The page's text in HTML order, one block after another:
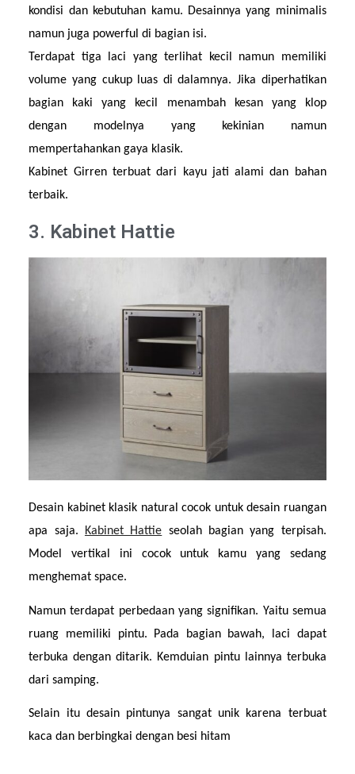
kondisi dan kebutuhan kamu. Desainnya yang minimalis
namun juga powerful di bagian isi.
Terdapat tiga laci yang terlihat kecil namun memiliki
volume yang cukup luas di dalamnya. Jika diperhatikan
bagian kaki yang kecil menambah kesan yang klop
dengan modelnya yang kekinian namun
mempertahankan gaya klasik.
Kabinet Girren terbuat dari kayu jati alami dan bahan
terbaik.
3. Kabinet Hattie
Desain kabinet klasik natural cocok untuk desain ruangan
apa saja. Kabinet Hattie seolah bagian yang terpisah.
Model vertikal ini cocok untuk kamu yang sedang
menghemat space.
Namun terdapat perbedaan yang signifikan. Yaitu semua
ruang memiliki pintu. Pada bagian bawah, laci dapat
terbuka dengan ditarik. Kemduian pintu lainnya terbuka
dari samping.
Selain itu desain pintunya sangat unik karena terbuat
kaca dan berbingkai dengan besi hitam